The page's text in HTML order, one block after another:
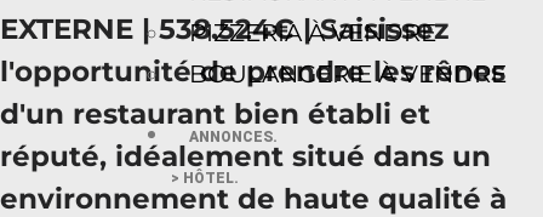
PIZZERIA À VENDRE
BOULANGERIE À VENDRE
ANNONCES.
> HÔTEL.
EXTERNE | 538.524€ | Saisissez
l'opportunité de prendre les rênes
d'un restaurant bien établi et
réputé, idéalement situé dans un
environnement de haute qualité à